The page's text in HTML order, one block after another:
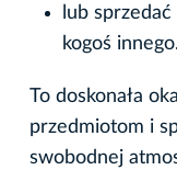
lub
kogoś
To doskonała
przedmiotom i
swobodnej